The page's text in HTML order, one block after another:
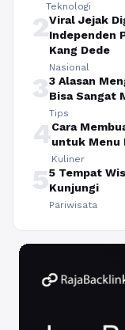
Teknologi
2Viral Jejak
Independen
Kang Dede
Nasional
33 Alasan
Bisa Sangat
Tips
4Cara
untuk Menu
Kuliner
55 Tempat
Kunjungi
Pariwisata